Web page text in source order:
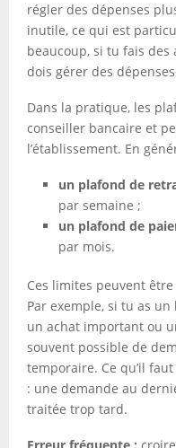
régler des dépenses
inutile, ce qui est
beaucoup, si tu fais
dois gérer des
Dans la pratique, les
conseiller bancaire et
l’établissement. En
un plafond de
par semaine ;
un plafond de
par mois.
Ces limites peuvent
Par exemple, si tu as
un achat important ou
souvent possible de
temporaire. Ce qu’il
: une demande au
traitée trop tard.